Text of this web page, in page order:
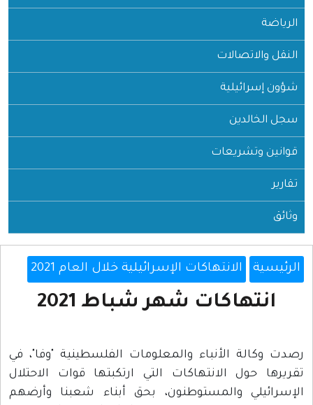
الرياضة
النقل والاتصالات
شؤون إسرائيلية
سجل الخالدين
قوانين وتشريعات
تقارير
وثائق
الرئيسية الانتهاكات الإسرائيلية خلال العام 2021
انتهاكات شهر شباط 2021
رصدت وكالة الأنباء والمعلومات الفلسطينية "وفا"، في
تقريرها حول الانتهاكات التي ارتكبتها قوات الاحتلال
الإسرائيلي والمستوطنون، بحق أبناء شعبنا وأرضهم